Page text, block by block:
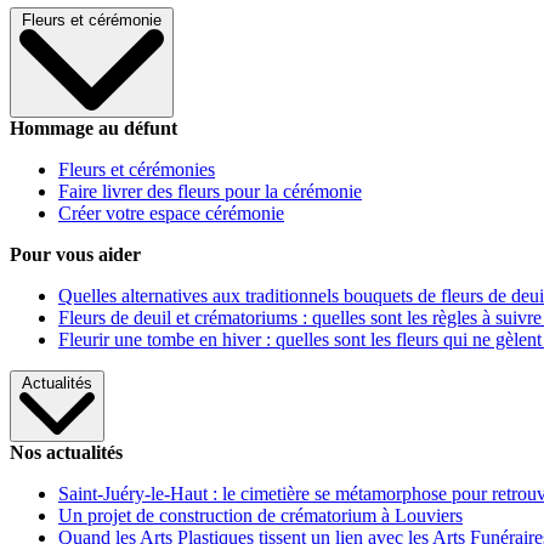
Fleurs et cérémonie
Hommage au défunt
Fleurs et cérémonies
Faire livrer des fleurs pour la cérémonie
Créer votre espace cérémonie
Pour vous aider
Quelles alternatives aux traditionnels bouquets de fleurs de
Fleurs de deuil et crématoriums : quelles sont les règles à
Fleurir une tombe en hiver : quelles sont les fleurs qui ne gèlent
Actualités
Nos actualités
Saint-Juéry-le-Haut : le cimetière se métamorphose pour
Un projet de construction de crématorium à Louviers
Quand les Arts Plastiques tissent un lien avec les Arts